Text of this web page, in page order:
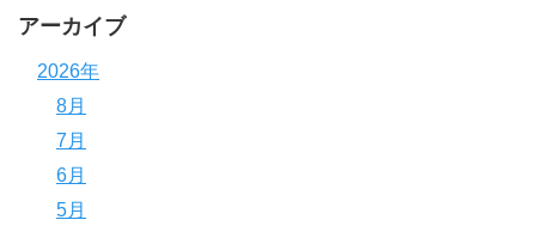
アーカイブ
2026年
8月
7月
6月
5月